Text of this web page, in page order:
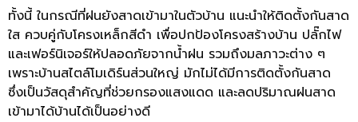
ทั้งนี้ ในกรณีที่ฝนยังสาดเข้ามาในตัวบ้าน แนะนำให้ติดตั้งกันสาด
ใส ควบคู่กับโครงเหล็กสีดำ เพื่อปกป้องโครงสร้างบ้าน ปลั๊กไฟ
และเฟอร์นิเจอร์ให้ปลอดภัยจากน้ำฝน รวมถึงมลภาวะต่าง ๆ
เพราะบ้านสไตล์โมเดิร์นส่วนใหญ่ มักไม่ได้มีการติดตั้งกันสาด
ซึ่งเป็นวัสดุสำคัญที่ช่วยกรองแสงแดด และลดปริมาณฝนสาด
เข้ามาได้บ้านได้เป็นอย่างดี